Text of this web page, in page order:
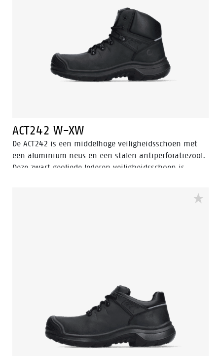
ACT242 W-XW
De ACT242 is een middelhoge veiligheidsschoen met
een aluminium neus en een stalen antiperforatiezool.
Deze zwart geoliede lederen veiligheidsschoen is
Tunnelsystem® om de voet in zijn natuurlijke positie